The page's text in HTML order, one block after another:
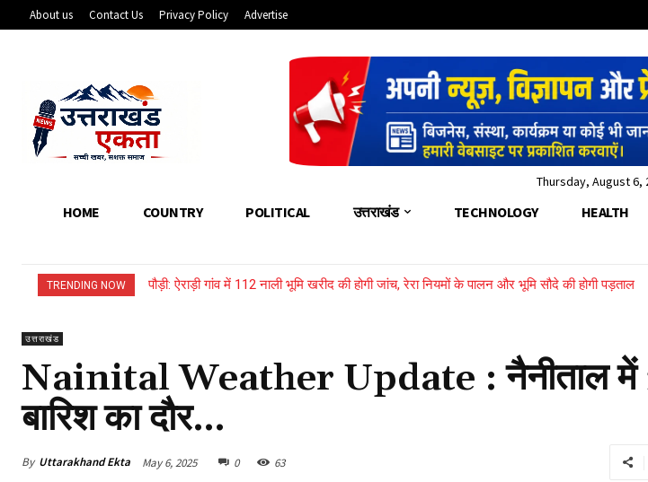
About us Contact Us Privacy Policy Advertise
Thursday, August 6,
HOME COUNTRY POLITICAL उत्तराखंड TECHNOLOGY HEALTH
TRENDING NOW पौड़ी: ऐराड़ी गांव में 112 नाली भूमि खरीद की होगी जांच, रेरा नियमों के पालन और भूमि सौदे की होगी पड़ताल
उत्तराखंड: भारी बारिश से बहा नया लकड़ी का पुल, गदेरे के पार फंसी महिला को SDRF ने रस्सी के सहारे
उत्तराखंड
Nainital Weather Update : नैनीताल में 2
बारिश का दौर…
By Uttarakhand Ekta May 6, 2025 0 63